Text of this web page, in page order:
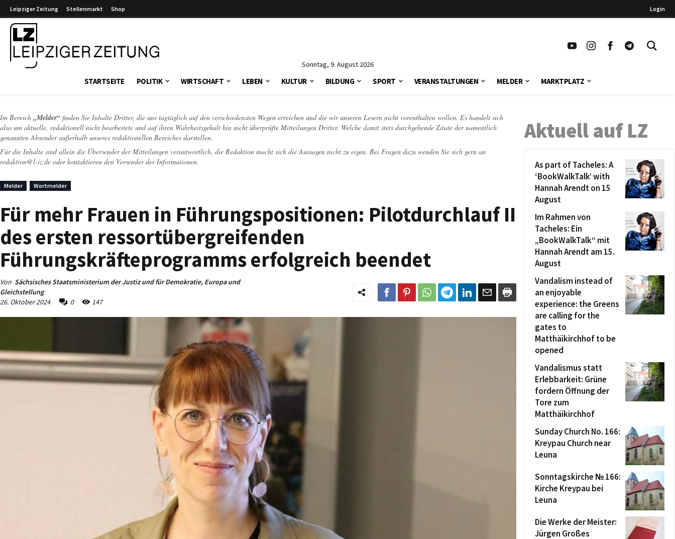
Leipziger Zeitung Stellenmarkt Shop Login
Sonntag, 9. August 2026
STARTSEITE POLITIK WIRTSCHAFT LEBEN KULTUR BILDUNG SPORT VERANSTALTUNGEN MELDER MARKTPLATZ
Im Bereich „Melder“ finden Sie Inhalte Dritter, die uns tagtäglich auf den verschiedensten Wegen erreichen und die wir unseren Lesern nicht vorenthalten wollen. Es handelt sich
also um aktuelle, redaktionell nicht bearbeitete und auf ihren Wahrheitsgehalt hin nicht überprüfte Mitteilungen Dritter. Welche damit stets durchgehende Zitate der namentlich
genannten Absender außerhalb unseres redaktionellen Bereiches darstellen.
Für die Inhalte sind allein die Übersender der Mitteilungen verantwortlich, die Redaktion macht sich die Aussagen nicht zu eigen. Bei Fragen dazu wenden Sie sich gern an
redaktion@l-iz.de oder kontaktieren den Versender der Informationen.
Melder Wortmelder
Für mehr Frauen in Führungspositionen: Pilotdurchlauf II
des ersten ressortübergreifenden
Führungskräfteprogramms erfolgreich beendet
Von Sächsisches Staatsministerium der Justiz und für Demokratie, Europa und
Gleichstellung
26. Oktober 2024
0 147
Aktuell auf LZ
As part of Tacheles: A
‘BookWalkTalk’ with
Hannah Arendt on 15
August
Im Rahmen von
Tacheles: Ein
„BookWalkTalk“ mit
Hannah Arendt am 15.
August
Vandalism instead of
an enjoyable
experience: the Greens
are calling for the
gates to
Matthäikirchhof to be
opened
Vandalismus statt
Erlebbarkeit: Grüne
fordern Öffnung der
Tore zum
Matthäikirchhof
Sunday Church No. 166:
Kreypau Church near
Leuna
Sonntagskirche № 166:
Kirche Kreypau bei
Leuna
Die Werke der Meister:
Jürgen Großes